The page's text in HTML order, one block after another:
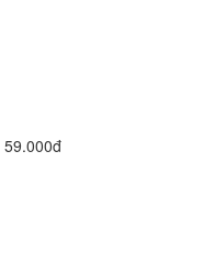
59.000đ